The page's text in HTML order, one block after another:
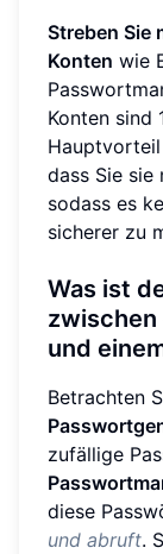
Streben Sie
Konten wie
Konten sind
dass Sie sie
sodass es
sicherer zu
Was ist
und
Betrachten
zufällige
diese
und abruft.